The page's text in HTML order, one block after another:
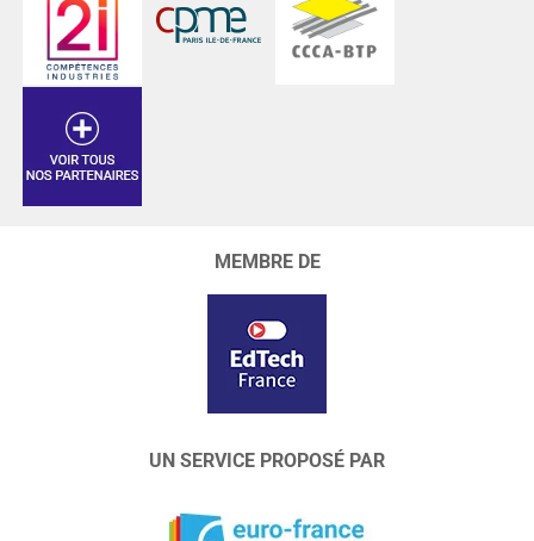
MEMBRE DE
UN SERVICE PROPOSÉ PAR